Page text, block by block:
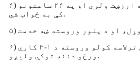
۴) ټولې پوښتنې به ارزښت ولري او په ۲۴ ساعتونو
کې به ځواب شي.
وړل، او د پلور وروسته ښه خدمت
۶) موږ به د تادیې ترلاسه کولو وروسته د ۱-۳ کاري
ورځو دننه توکي ولېږو.